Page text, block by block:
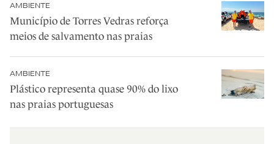
AMBIENTE
Município de Torres Vedras reforça
meios de salvamento nas praias
AMBIENTE
Plástico representa quase 90% do lixo
nas praias portuguesas